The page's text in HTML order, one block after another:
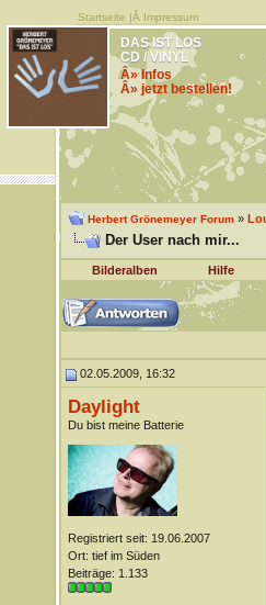
Startseite |Â Impressum
DAS IST LOS
CD / VINYL
Â» Infos
Â» jetzt bestellen!
Herbert Grönemeyer Forum»
Der User nach mir...
Bilderalben Hilfe
02.05.2009, 16:32
Daylight
Du bist meine Batterie
Registriert seit: 19.06.2007
Ort: tief im Süden
Beiträge: 1.133